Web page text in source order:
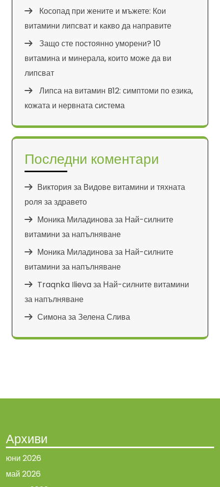
Косопад при жените и мъжете: Кои
витамини липсват и какво да направите
Защо сте постоянно уморени? 10
витамина и минерала, които може да ви
липсват
Липса на витамин B12: симптоми по езика,
кожата и нервната система
Последни коментари
Виктория за Видове витамини и тяхната
роля за здравето
Моника Миладиноваза Най-силните
витамини за напълняване
Моника Миладиноваза Най-силните
витамини за напълняване
Traqnka Ilievaза Най-силните витамини
за напълняване
СимоназаЗелена Слива
Архиви
юни 2026
май 2026